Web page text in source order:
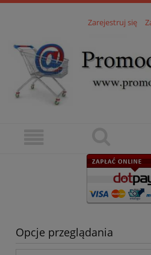
Zarejestruj się
Opcje przeglądania